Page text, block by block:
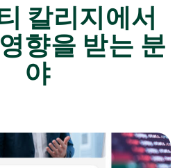
칼리지에서
향을 받는 분
야